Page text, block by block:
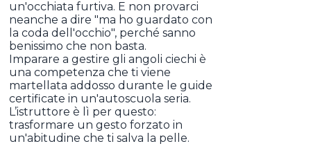
un'occhiata furtiva. E non provarci
neanche a dire "ma ho guardato con
la coda dell'occhio", perché sanno
benissimo che non basta.
Imparare a gestire gli angoli ciechi è
una competenza che ti viene
martellata addosso durante le guide
certificate in un'autoscuola seria.
L’istruttore è lì per questo:
trasformare un gesto forzato in
un'abitudine che ti salva la pelle.